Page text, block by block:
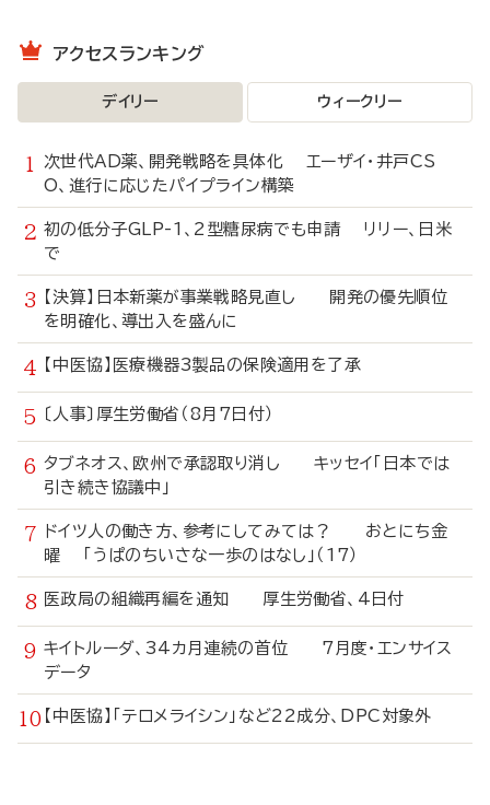
アクセスランキング
デイリー ウィークリー
次世代AD薬、開発戦略を具体化 エーザイ・井戸CS
O、進行に応じたパイプライン構築
初の低分子GLP-1、2型糖尿病でも申請 リリー、日米
で
【決算】日本新薬が事業戦略見直し 開発の優先順位
を明確化、導出入を盛んに
【中医協】医療機器3製品の保険適用を了承
〔人事〕厚生労働省（8月7日付）
タブネオス、欧州で承認取り消し キッセイ「日本では
引き続き協議中」
ドイツ人の働き方、参考にしてみては？ おとにち金
曜 「うぱのちいさな一歩のはなし」（17）
医政局の組織再編を通知 厚生労働省、4日付
キイトルーダ、34カ月連続の首位 7月度・エンサイス
データ
【中医協】「テロメライシン」など22成分、DPC対象外